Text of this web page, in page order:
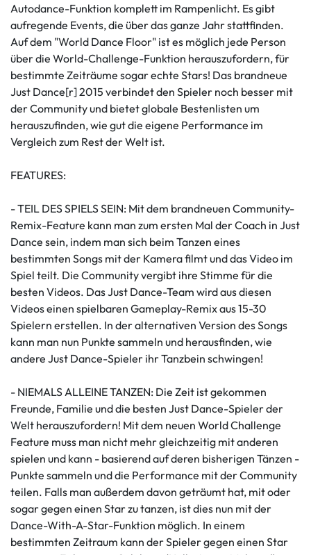
Autodance-Funktion komplett im Rampenlicht. Es gibt
aufregende Events, die über das ganze Jahr stattfinden.
Auf dem "World Dance Floor" ist es möglich jede Person
über die World-Challenge-Funktion herauszufordern, für
bestimmte Zeiträume sogar echte Stars! Das brandneue
Just Dance[r] 2015 verbindet den Spieler noch besser mit
der Community und bietet globale Bestenlisten um
herauszufinden, wie gut die eigene Performance im
Vergleich zum Rest der Welt ist.
FEATURES:
- TEIL DES SPIELS SEIN: Mit dem brandneuen Community-
Remix-Feature kann man zum ersten Mal der Coach in Just
Dance sein, indem man sich beim Tanzen eines
bestimmten Songs mit der Kamera filmt und das Video im
Spiel teilt. Die Community vergibt ihre Stimme für die
besten Videos. Das Just Dance-Team wird aus diesen
Videos einen spielbaren Gameplay-Remix aus 15-30
Spielern erstellen. In der alternativen Version des Songs
kann man nun Punkte sammeln und herausfinden, wie
andere Just Dance-Spieler ihr Tanzbein schwingen!
- NIEMALS ALLEINE TANZEN: Die Zeit ist gekommen
Freunde, Familie und die besten Just Dance-Spieler der
Welt herauszufordern! Mit dem neuen World Challenge
Feature muss man nicht mehr gleichzeitig mit anderen
spielen und kann - basierend auf deren bisherigen Tänzen -
Punkte sammeln und die Performance mit der Community
teilen. Falls man außerdem davon geträumt hat, mit oder
sogar gegen einen Star zu tanzen, ist dies nun mit der
Dance-With-A-Star-Funktion möglich. In einem
bestimmten Zeitraum kann der Spieler gegen einen Star